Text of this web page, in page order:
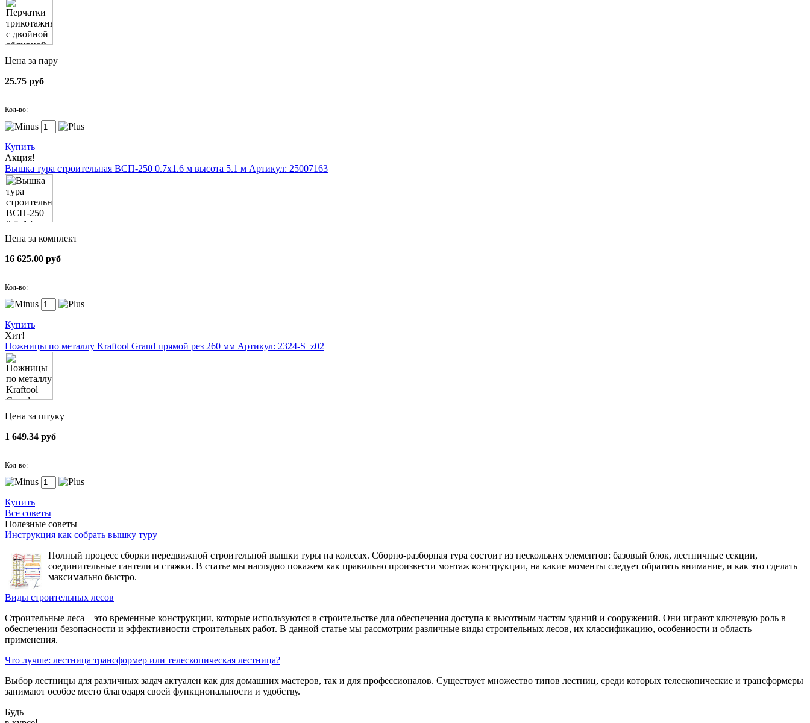
Цена за пару
25.75 руб
Кол-во:
Купить
Акция!
Вышка тура строительная ВСП-250 0.7х1.6 м высота 5.1 м Артикул: 25007163
Цена за комплект
16 625.00 руб
Кол-во:
Купить
Хит!
Ножницы по металлу Kraftool Grand прямой рез 260 мм Артикул: 2324-S_z02
Цена за штуку
1 649.34 руб
Кол-во:
Купить
Все советы
Полезные советы
Инструкция как собрать вышку туру
Полный процесс сборки передвижной строительной вышки туры на колесах. Сборно-разборная тура состоит из нескольких элементов: базовый блок, лестничные секции,
соединительные гантели и стяжки. В статье мы наглядно покажем как правильно произвести монтаж конструкции, на какие моменты следует обратить внимание, и как это сделать
максимально быстро.
Виды строительных лесов
Строительные леса – это временные конструкции, которые используются в строительстве для обеспечения доступа к высотным частям зданий и сооружений. Они играют ключевую роль в
обеспечении безопасности и эффективности строительных работ. В данной статье мы рассмотрим различные виды строительных лесов, их классификацию, особенности и область
применения.
Что лучше: лестница трансформер или телескопическая лестница?
Выбор лестницы для различных задач актуален как для домашних мастеров, так и для профессионалов. Существует множество типов лестниц, среди которых телескопические и трансформеры
занимают особое место благодаря своей функциональности и удобству.
Будь